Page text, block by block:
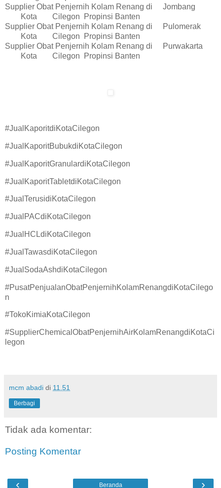
Supplier Obat Penjernih Kolam Renang di
Jombang
Kota
Cilegon
Propinsi Banten
Supplier Obat Penjernih Kolam Renang di
Pulomerak
Kota
Cilegon
Propinsi Banten
Supplier Obat Penjernih Kolam Renang di
Purwakarta
Kota
Cilegon Propinsi Banten
#JualKaporitdiKotaCilegon
#JualKaporitBubukdiKotaCilegon
#JualKaporitGranulardiKotaCilegon
#JualKaporitTabletdiKotaCilegon
#JualTerusidiKotaCilegon
#JualPACdiKotaCilegon
#JualHCLdiKotaCilegon
#JualTawasdiKotaCilegon
#JualSodaAshdiKotaCilegon
#PusatPenjualanObatPenjernihKolamRenangdiKotaCilego
n
#TokoKimiaKotaCilegon
#SupplierChemicalObatPenjernihAirKolamRenangdiKotaCi
legon
mcm abadi di 11.51
Berbagi
Tidak ada komentar:
Posting Komentar
‹ ›
Beranda